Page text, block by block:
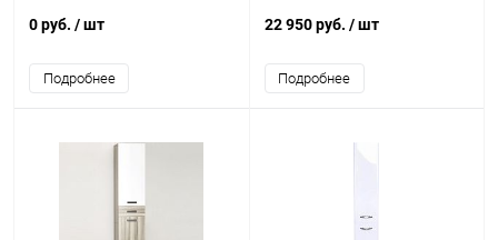
0 руб. / шт
Подробнее
22 950 руб. / шт
Подробнее